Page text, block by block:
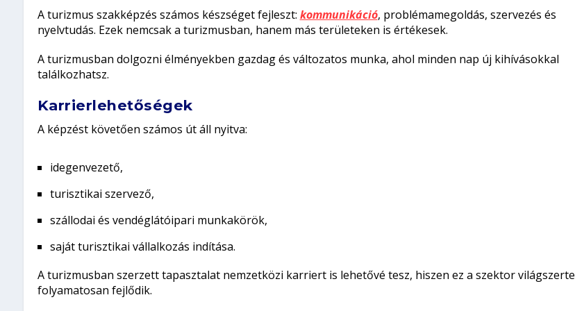
A turizmus szakképzés számos készséget fejleszt: kommunikáció, problémamegoldás, szervezés és
nyelvtudás. Ezek nemcsak a turizmusban, hanem más területeken is értékesek.
A turizmusban dolgozni élményekben gazdag és változatos munka, ahol minden nap új kihívásokkal
találkozhatsz.
Karrierlehetőségek
A képzést követően számos út áll nyitva:
idegenvezető,
turisztikai szervező,
szállodai és vendéglátóipari munkakörök,
saját turisztikai vállalkozás indítása.
A turizmusban szerzett tapasztalat nemzetközi karriert is lehetővé tesz, hiszen ez a szektor világszerte
folyamatosan fejlődik.